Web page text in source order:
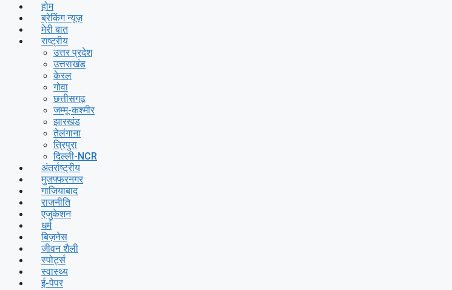
होम
ब्रेकिंग न्यूज़
मेरी बात
राष्ट्रीय
उत्तर प्रदेश
उत्तराखंड
केरल
गोवा
छत्तीसगढ़
जम्मू-कश्मीर
झारखंड
तेलंगाना
त्रिपुरा
दिल्ली-NCR
अंतर्राष्ट्रीय
मुजफ्फरनगर
गाजियाबाद
राजनीति
एजुकेशन
धर्म
बिज़नेस
जीवन शैली
स्पोर्ट्स
स्वास्थ्य
ई-पेपर